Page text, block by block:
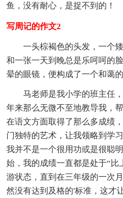
鱼，没有耐心，是捉不到的！
写周记的作文2
一头棕褐色的头发，一个
和一张一天到晚总是乐呵呵的
晕的眼镜，便构成了一个和蔼
马老师是我小学的班主任
年来那么无微不至地教导我，
在语文方面取得了那么多成绩
门独特的艺术，让我领略到学
我并不是一个很用功或是很聪
始，我的成绩一直都是处于“比
游状态，直到在三年级的一次
然没有达到及格的'标准，这才